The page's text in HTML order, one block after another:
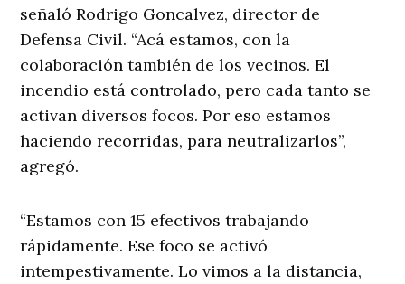
señaló Rodrigo Goncalvez, director de
Defensa Civil. “Acá estamos, con la
colaboración también de los vecinos. El
incendio está controlado, pero cada tanto se
activan diversos focos. Por eso estamos
haciendo recorridas, para neutralizarlos”,
agregó.
“Estamos con 15 efectivos trabajando
rápidamente. Ese foco se activó
intempestivamente. Lo vimos a la distancia,